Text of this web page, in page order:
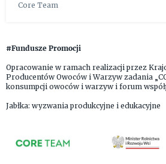
Podsumowania aktualnej sytuacji
Core Team
#Fundusze Promocji
Opracowanie w ramach realizacji przez
Producentów Owoców i Warzyw zadania
konsumpcji owoców i warzyw i forum
Jabłka: wyzwania produkcyjne i edukacyjne